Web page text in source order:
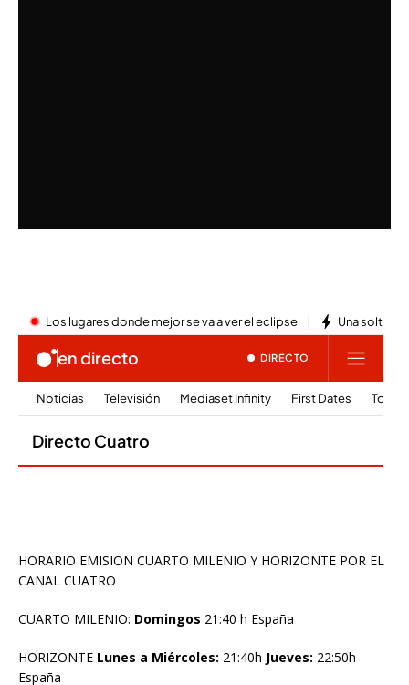
HORARIO EMISION CUARTO MILENIO Y HORIZONTE POR EL
CANAL CUATRO
CUARTO MILENIO: Domingos 21:40 h España
HORIZONTE Lunes a Miércoles: 21:40h Jueves: 22:50h
España